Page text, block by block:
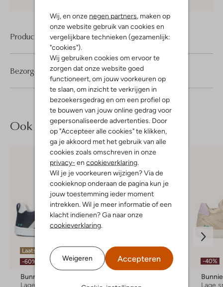
Wij, en onze negen partners , maken op
onze website gebruik van cookies en
vergelijkbare technieken (gezamenlijk:
"cookies").
Wij gebruiken cookies om ervoor te
zorgen dat onze website goed
functioneert, om jouw voorkeuren op
te slaan, om inzicht te verkrijgen in
bezoekersgedrag en om een profiel op
te bouwen van jouw online gedrag voor
gepersonaliseerde advertenties. Door
op "Accepteer alle cookies" te klikken,
ga je akkoord met het gebruik van alle
cookies zoals omschreven in onze
privacy- en cookieverklaring
Wil je je voorkeuren wijzigen? Via de
cookieknop onderaan de pagina kun je
jouw toestemming ieder moment
intrekken. Wil je meer informatie of een
klacht indienen? Ga naar onze
cookieverklaring
Weigeren Accepteren
Product informatie
Bezorgen & retourneren
Ook iets voor jou?
Laatste items
-60%
Bunniesjr
Lage sneakers
-20%
Hoge sneakers
-40%
Lage